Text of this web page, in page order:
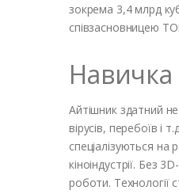
зокрема 3,4 млрд
співзасновницею
Навичка
Айтішник здатний
вірусів, перебоїв і
спеціалізуються на
кіноіндустрії. Без
роботи. Технології